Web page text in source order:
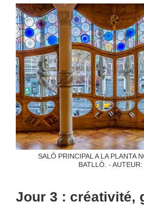
SALÓ PRINCIPAL A LA PLANTA
BATLLÓ. -
Jour 3 : créativité,